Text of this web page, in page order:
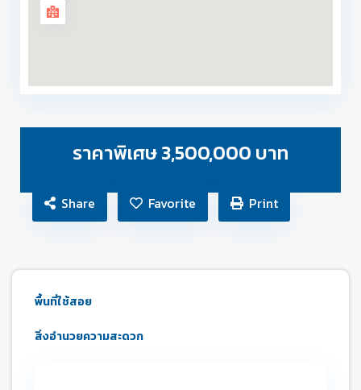
ราคาพิเศษ 3,500,000 บาท
Share Favorite Print
พื้นที่ใช้สอย
สิ่งอำนวยความสะดวก